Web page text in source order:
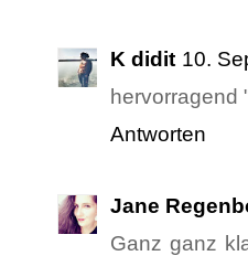
K didit 10.
hervorragend
Antworten
Jane
Ganz ganz